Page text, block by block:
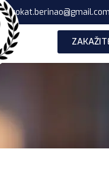
advokat.berinao@gmail.com